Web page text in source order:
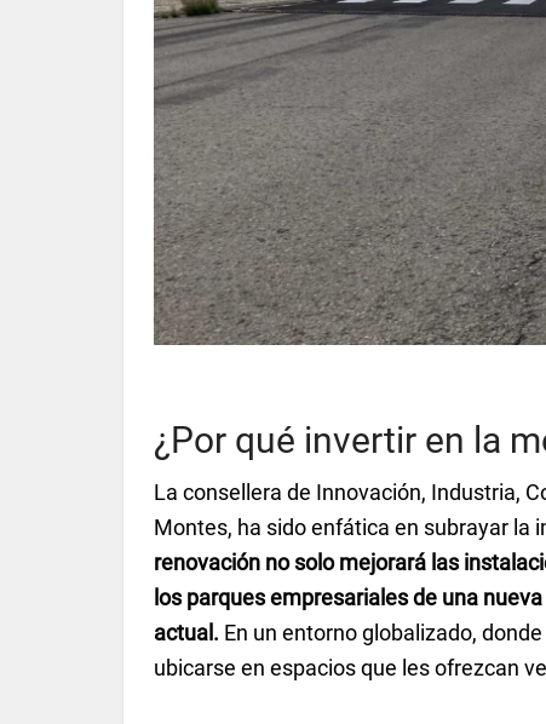
¿Por qué invertir en la
La consellera de Innovación, Industria,
Montes, ha sido enfática en subrayar la
renovación no solo mejorará las
los parques empresariales de una
actual. En un entorno globalizado,
ubicarse en espacios que les ofrezcan